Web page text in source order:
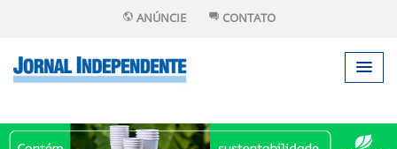
ANÚNCIE CONTATO